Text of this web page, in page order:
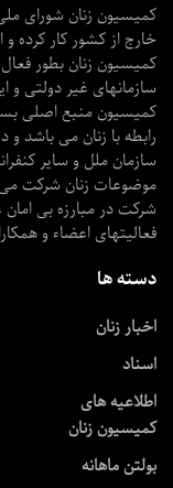
کمیسیون زنان شورای ملی
خارج از کشور کار کرده و
کمیسیون زنان بطور فعال
سازمانهای غیر دولتی و
کمیسیون منبع اصلی
رابطه با زنان می باشد
سازمان ملل و سایر
موضوعات زنان شرکت
شرکت در مبارزه بی امان
فعالیتهای اعضاء و
دسته ها
اخبار زنان
اسناد
اطلاعیه های
کمیسیون زنان
بولتن ماهانه